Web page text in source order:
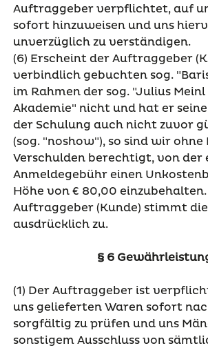
Auftraggeber verpflichtet, auf
sofort hinzuweisen und uns
unverzüglich zu verständigen.
(6) Erscheint der Auftraggeber
verbindlich gebuchten sog.
im Rahmen der sog. "Julius
Akademie" nicht und hat er
der Schulung auch nicht zuvor
(sog. "noshow"), so sind wir
Verschulden berechtigt, von
Anmeldegebühr einen
Höhe von € 80,00
Auftraggeber (Kunde) stimmt
ausdrücklich zu.
§ 6
(1) Der Auftraggeber ist
uns gelieferten Waren sofort
sorgfältig zu prüfen und uns
sonstigem Ausschluss von